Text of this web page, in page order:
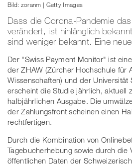
Bild: zoranm | Getty Images
Dass die Corona-Pandemie
verändert, ist hinlänglich
sind weniger bekannt. Eine
Der "Swiss Payment Monitor" ist
der ZHAW (Zürcher Hochschule für
Wissenschaften) und der Universität
erscheint die Studie jährlich, aktuell
halbjährlichen Ausgabe. Die
der Zahlungsfront scheinen einen
rechtfertigen.
Durch die Kombination von
Tagebucherhebung sowie durch die
öffentlichen Daten der